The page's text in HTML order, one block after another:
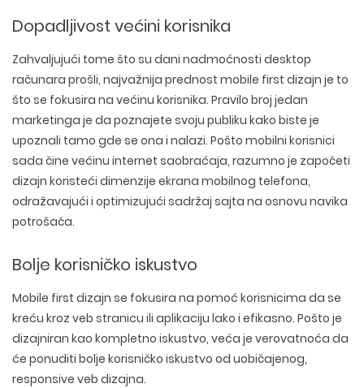
Dopadljivost većini korisnika
Zahvaljujući tome što su dani nadmoćnosti desktop
računara prošli, najvažnija prednost mobile first dizajn je to
što se fokusira na većinu korisnika. Pravilo broj jedan
marketinga je da poznajete svoju publiku kako biste je
upoznali tamo gde se ona i nalazi. Pošto mobilni korisnici
sada čine većinu internet saobraćaja, razumno je započeti
dizajn koristeći dimenzije ekrana mobilnog telefona,
odražavajući i optimizujući sadržaj sajta na osnovu navika
potrošača.
Bolje korisničko iskustvo
Mobile first dizajn se fokusira na pomoć korisnicima da se
kreću kroz veb stranicu ili aplikaciju lako i efikasno. Pošto je
dizajniran kao kompletno iskustvo, veća je verovatnoća da
će ponuditi bolje korisničko iskustvo od uobičajenog,
responsive veb dizajna.